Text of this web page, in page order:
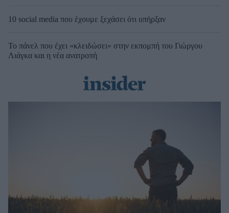
10 social media που έχουμε ξεχάσει ότι υπήρξαν
Το πάνελ που έχει «κλειδώσει» στην εκπομπή του Γιώργου
Λιάγκα και η νέα ανατροπή